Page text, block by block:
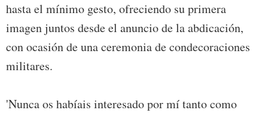
hasta el mínimo gesto, ofreciendo su primera
imagen juntos desde el anuncio de la abdicación,
con ocasión de una ceremonia de condecoraciones
militares.
'Nunca os habíais interesado por mí tanto como